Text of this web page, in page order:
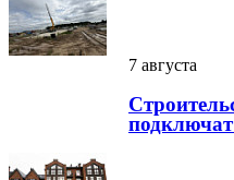
7 августа